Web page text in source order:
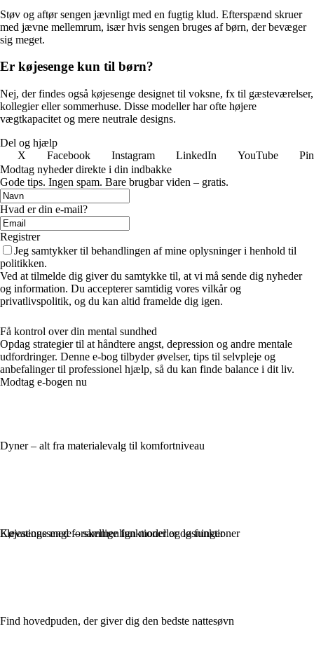
Støv og aftør sengen jævnligt med en fugtig klud. Efterspænd skruer
med jævne mellemrum, især hvis sengen bruges af børn, der bevæger
sig meget.
Er køjesenge kun til børn?
Nej, der findes også køjesenge designet til voksne, fx til gæsteværelser,
kollegier eller sommerhuse. Disse modeller har ofte højere
vægtkapacitet og mere neutrale designs.
Del og hjælp
X
Facebook Instagram LinkedIn YouTube
Modtag nyheder direkte i din indbakke
Gode tips. Ingen spam. Bare brugbar viden – gratis.
Hvad er din e-mail?
Registrer
Jeg samtykker til behandlingen af mine oplysninger i henhold til
politikken.
Ved at tilmelde dig giver du samtykke til, at vi må sende dig nyheder
og information. Du accepterer samtidig vores vilkår og
privatlivspolitik, og du kan altid framelde dig igen.
Få kontrol over din mental sundhed
Opdag strategier til at håndtere angst, depression og andre mentale
udfordringer. Denne e-bog tilbyder øvelser, tips til selvpleje og
anbefalinger til professionel hjælp, så du kan finde balance i dit liv.
Modtag e-bogen nu
Dyner – alt fra materialevalg til komfortniveau
Elevationssenge – sammenlign modeller og funktioner
Find hovedpuden, der giver dig den bedste nattesøvn
Køjesenge med forskellige funktioner og løsninger